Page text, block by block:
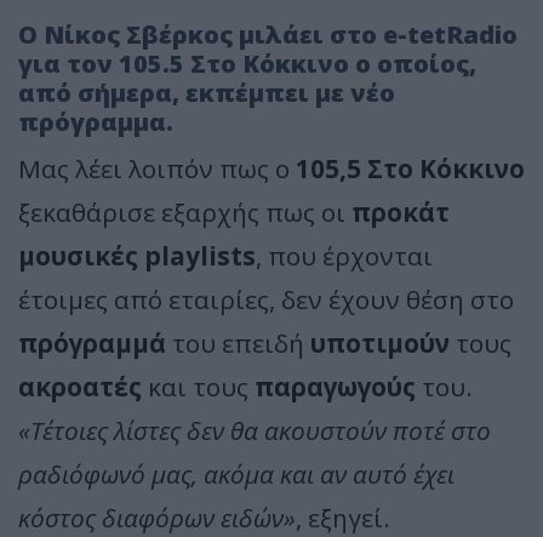
Ο Νίκος Σβέρκος μιλάει στο e-tetRadio
για τον 105.5 Στο Κόκκινο ο οποίος,
από σήμερα, εκπέμπει με νέο
πρόγραμμα.
Μας λέει λοιπόν πως ο 105,5 Στο Κόκκινο
ξεκαθάρισε εξαρχής πως οι προκάτ
μουσικές playlists, που έρχονται
έτοιμες από εταιρίες, δεν έχουν θέση στο
πρόγραμμά του επειδή υποτιμούν τους
ακροατές και τους παραγωγούς του.
«Τέτοιες λίστες δεν θα ακουστούν ποτέ στο
ραδιόφωνό μας, ακόμα και αν αυτό έχει
κόστος διαφόρων ειδών», εξηγεί.